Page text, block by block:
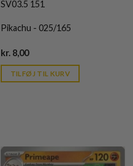
SV03.5 151
Pikachu - 025/165
kr.8,00Current
is:
kr. 39,95.
TILFØJ TIL KURV